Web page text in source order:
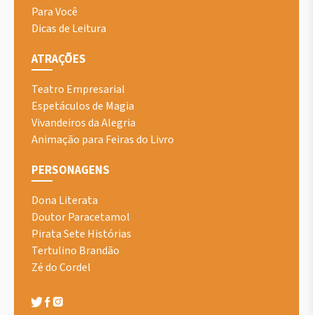
Para Você
Dicas de Leitura
ATRAÇÕES
Teatro Empresarial
Espetáculos de Magia
Vivandeiros da Alegria
Animação para Feiras do Livro
PERSONAGENS
Dona Literata
Doutor Paracetamol
Pirata Sete Histórias
Tertulino Brandão
Zé do Cordel